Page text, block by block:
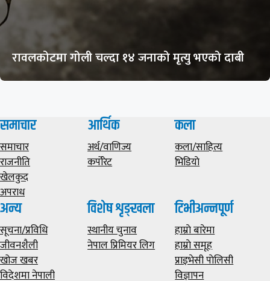
रावलकोटमा गोली चल्दा १४ जनाको मृत्यु भएको दाबी
समाचार
समाचार
राजनीति
खेलकुद
अपराध
आर्थिक
अर्थ/वाणिज्य
कर्पोरेट
कला
कला/साहित्य
भिडियाे
अन्य
सूचना/प्रविधि
जीवनशैली
खोज खबर
विदेशमा नेपाली
विशेष शृङ्खला
स्थानीय चुनाव
नेपाल प्रिमियर लिग
टिभीअन्नपूर्ण
हाम्राे बारेमा
हाम्राे समूह
प्राइभेसी पाेलिसी
विज्ञापन